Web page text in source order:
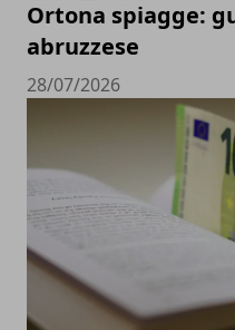
Ortona spiagge:
abruzzese
28/07/2026